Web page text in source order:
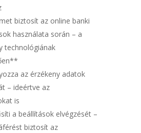
biztosít az online banki
használata során – a
technológiának
az érzékeny adatok
– ideértve az
is
a beállítások elvégzését –
biztosít az